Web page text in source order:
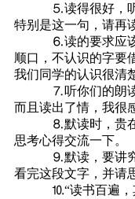
⒌读得很好，听得
特别是这一句，请再
⒍读的要求应该分
顺口，不认识的字要
我们同学的认识很清
⒎听你们的朗读是
而且读出了情，我很
⒏默读时，贵在边
思考心得交流一下。
⒐默读，要讲究速
看完这段文字，并
⒑“读书百遍，其